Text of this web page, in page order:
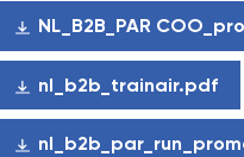
NL_B2B_PAR
nl_b2b_trainair.pdf